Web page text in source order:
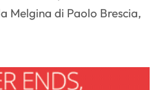
Melgina di Paolo Brescia,